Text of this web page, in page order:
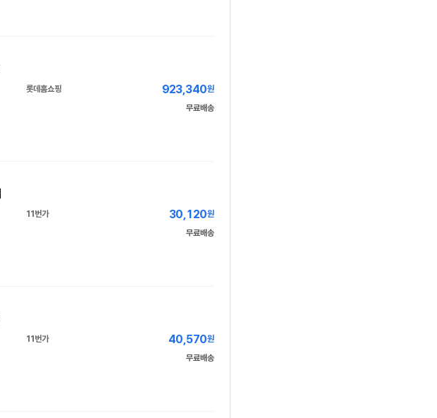
롯데홈쇼핑 923,340원
무료배송
11번가 30,120원
무료배송
11번가 40,570원
무료배송